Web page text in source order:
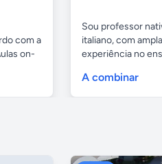
com a
on-
Sou professor
italiano, com ampla
experiência no
A combinar